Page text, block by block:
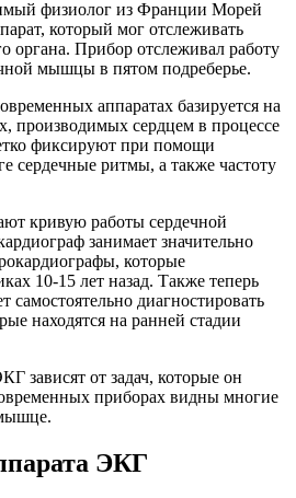
физиолог из Франции Морей
который мог отслеживать
органа. Прибор отслеживал работу
мышцы в пятом подреберье.
аппаратах базируется на
производимых сердцем в процессе
фиксируют при помощи
сердечные ритмы, а также частоту
кривую работы сердечной
занимает значительно
которые
10-15 лет назад. Также теперь
самостоятельно диагностировать
находятся на ранней стадии
зависят от задач, которые он
приборах видны многие
ЭКГ